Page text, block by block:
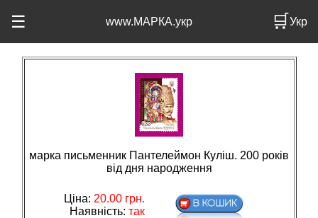
☰ www.МАРКА.укр 🛒Укр
марка письменник Пантелеймон Куліш. 200 років
від дня народження
Ціна: 20.00грн.
Наявність: так